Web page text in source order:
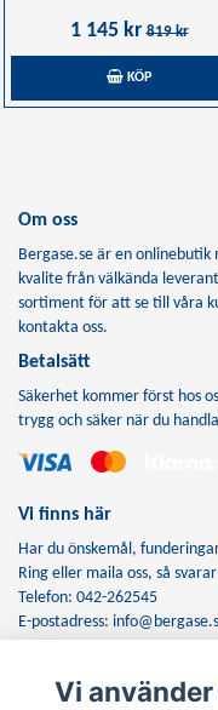
1 145 kr819 kr
KÖP
Om oss
Bergase.se är en
kvalite från välkända
sortiment för att se till våra
kontakta oss.
Betalsätt
Säkerhet kommer först hos
trygg och säker när du
Vi finns här
Har du önskemål,
Ring eller maila oss, så
Telefon: 042-262545
E-postadress:
Anmäl dig till vårt nyhetsbrev
Vi